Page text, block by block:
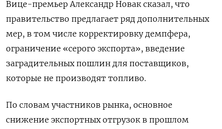
Вице-премьер Александр Новак сказал, что
правительство предлагает ряд дополнительных
мер, в том числе корректировку демпфера,
ограничение «серого экспорта», введение
заградительных пошлин для поставщиков,
которые не производят топливо.
По словам участников рынка, основное
снижение экспортных отгрузок в прошлом